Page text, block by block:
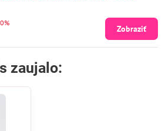
Zobraziť
zaujalo: